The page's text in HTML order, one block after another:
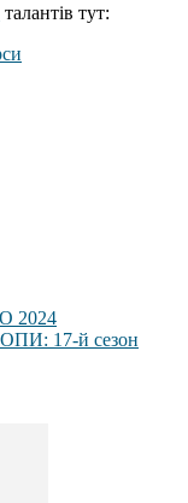
талантів тут:
2024
17-й сезон